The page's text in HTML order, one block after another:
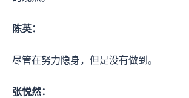
陈英：
尽管在努力隐身，但是没有做到。
张悦然：